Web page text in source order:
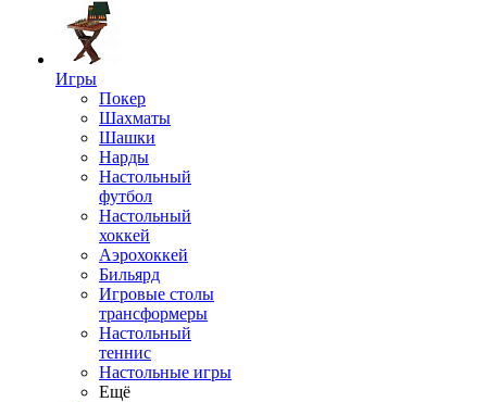
Игры
Покер
Шахматы
Шашки
Нарды
Настольный
футбол
Настольный
хоккей
Аэрохоккей
Бильярд
Игровые столы
трансформеры
Настольный
теннис
Настольные игры
Ещё